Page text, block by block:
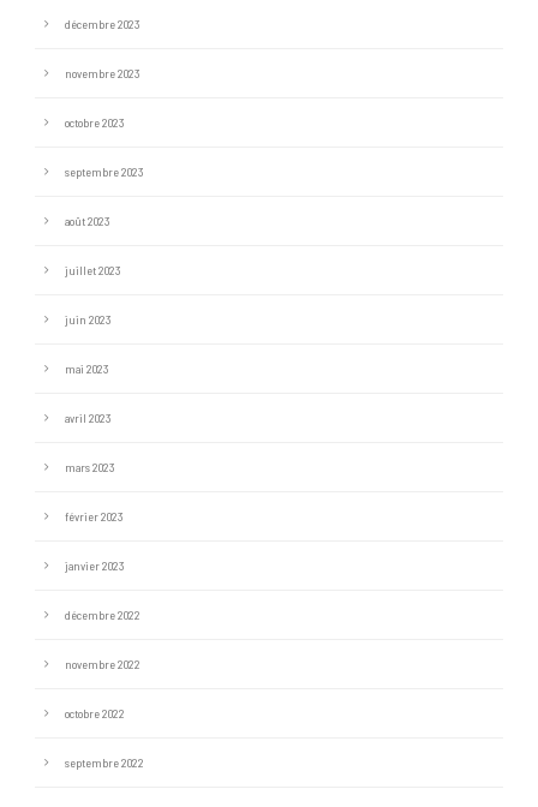
décembre 2023
novembre 2023
octobre 2023
septembre 2023
août 2023
juillet 2023
juin 2023
mai 2023
avril 2023
mars 2023
février 2023
janvier 2023
décembre 2022
novembre 2022
octobre 2022
septembre 2022